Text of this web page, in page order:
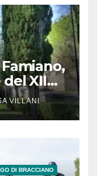
XII
VILLANI
DI BRACCIANO